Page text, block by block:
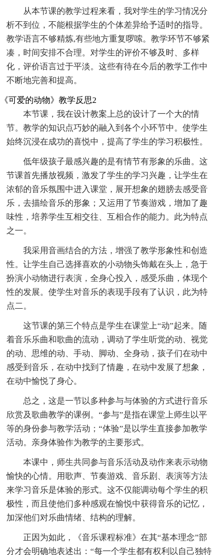
从本节课的教学过程来看，我对学生的学习情况分
析不到位，不能根据学生的个体差异给予适时的指导。
教学语言不够精炼,有些地方重复啰嗦。教学环节不够紧
凑，时间安排不合理。对学生的评价不够及时、多样
化，评价语言过于平淡。这些有待在今后的教学工作中
不断地完善和提高。
《可爱的动物》教学反思2
本节课，我在设计教案上总的设计了一个大的情
节。教学的知识点巧妙的融入到各个小环节中。使学生
始终沉浸在成功的喜悦中，提高了学生的学习积极性。
低年级孩子最感兴趣的是有情节有形象的乐曲。这
节课首先播放视频，激发了学生的学习兴趣，让学生在
浓郁的音乐氛围中进入课堂，展开想象的翅膀去感受音
乐，去描绘音乐的形象；又运用了节奏游戏，增加了趣
味性，培养学生互相交往、互相合作的能力。此为特点
之一。
我采用音画结合的方法，增强了教学形象性和创造
性。让学生自己选择喜欢的小动物头饰戴在头上，急于
扮演小动物进行表演，全身心投入，感受乐曲，体现个
性的发展。使学生对音乐的表现手段有了认识，此为特
点二。
这节课的第三个特点是学生在课堂上“动”起来。随
着音乐乐曲和歌曲的流动，调动了学生听觉的动、视觉
的动、思维的动、手动、脚动、全身动，孩子们在动中
感受到音乐，在动中找到了情趣，在动中发展了想象，
在动中愉悦了身心。
总之，这是一节以多种参与与体验的方式进行音乐
欣赏及歌曲教学的课例。“参与”是指在课堂上师生以平
等的身份参与教学活动；“体验”是以学生直接参加教学
活动。亲身体验作为教学的主要形式。
本课中，师生共同参与音乐活动及动作来表示动物
愉快的心情。用歌声、节奏游戏、音乐剧、表演等方法
来学习音乐是体验的形式。这不仅能调动每个学生的积
极性，而且使他们多种感观在愉悦中获得音乐的记忆，
加深他们对乐曲情绪、结构的理解。
正因为如此，《音乐课程标准》在其“基本理念”部
分才会明确地表述出：“每一个学生都有权利以自己独特